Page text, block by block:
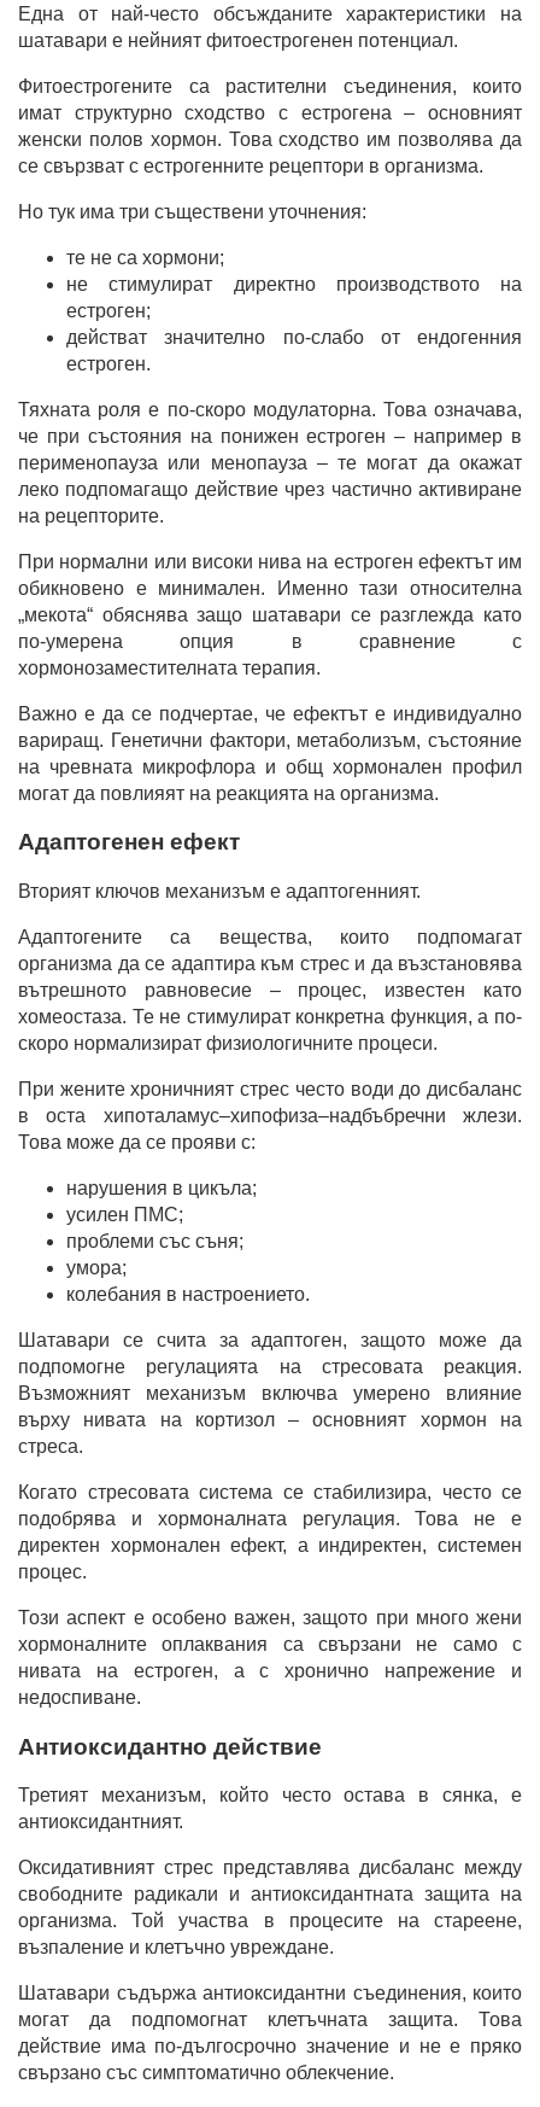
Една от най-често обсъжданите характеристики на
шатавари е нейният фитоестрогенен потенциал.
Фитоестрогените са растителни съединения, които
имат структурно сходство с естрогена – основният
женски полов хормон. Това сходство им позволява да
се свързват с естрогенните рецептори в организма.
Но тук има три съществени уточнения:
те не са хормони;
не стимулират директно производството на
естроген;
действат значително по-слабо от ендогенния
естроген.
Тяхната роля е по-скоро модулаторна. Това означава,
че при състояния на понижен естроген – например в
перименопауза или менопауза – те могат да окажат
леко подпомагащо действие чрез частично активиране
на рецепторите.
При нормални или високи нива на естроген ефектът им
обикновено е минимален. Именно тази относителна
„мекота“ обяснява защо шатавари се разглежда като
по-умерена опция в сравнение с
хормонозаместителната терапия.
Важно е да се подчертае, че ефектът е индивидуално
вариращ. Генетични фактори, метаболизъм, състояние
на чревната микрофлора и общ хормонален профил
могат да повлияят на реакцията на организма.
Адаптогенен ефект
Вторият ключов механизъм е адаптогенният.
Адаптогените са вещества, които подпомагат
организма да се адаптира към стрес и да възстановява
вътрешното равновесие – процес, известен като
хомеостаза. Те не стимулират конкретна функция, а по-
скоро нормализират физиологичните процеси.
При жените хроничният стрес често води до дисбаланс
в оста хипоталамус–хипофиза–надбъбречни жлези.
Това може да се прояви с:
нарушения в цикъла;
усилен ПМС;
проблеми със съня;
умора;
колебания в настроението.
Шатавари се счита за адаптоген, защото може да
подпомогне регулацията на стресовата реакция.
Възможният механизъм включва умерено влияние
върху нивата на кортизол – основният хормон на
стреса.
Когато стресовата система се стабилизира, често се
подобрява и хормоналната регулация. Това не е
директен хормонален ефект, а индиректен, системен
процес.
Този аспект е особено важен, защото при много жени
хормоналните оплаквания са свързани не само с
нивата на естроген, а с хронично напрежение и
недоспиване.
Антиоксидантно действие
Третият механизъм, който често остава в сянка, е
антиоксидантният.
Оксидативният стрес представлява дисбаланс между
свободните радикали и антиоксидантната защита на
организма. Той участва в процесите на стареене,
възпаление и клетъчно увреждане.
Шатавари съдържа антиоксидантни съединения, които
могат да подпомогнат клетъчната защита. Това
действие има по-дългосрочно значение и не е пряко
свързано със симптоматично облекчение.